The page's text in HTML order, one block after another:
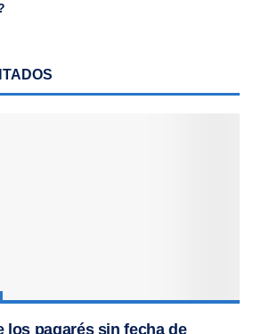
los pagarés sin fecha de